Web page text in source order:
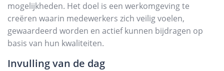
mogelijkheden. Het doel is een werkomgeving te
creëren waarin medewerkers zich veilig voelen,
gewaardeerd worden en actief kunnen bijdragen op
basis van hun kwaliteiten.
Invulling van de dag